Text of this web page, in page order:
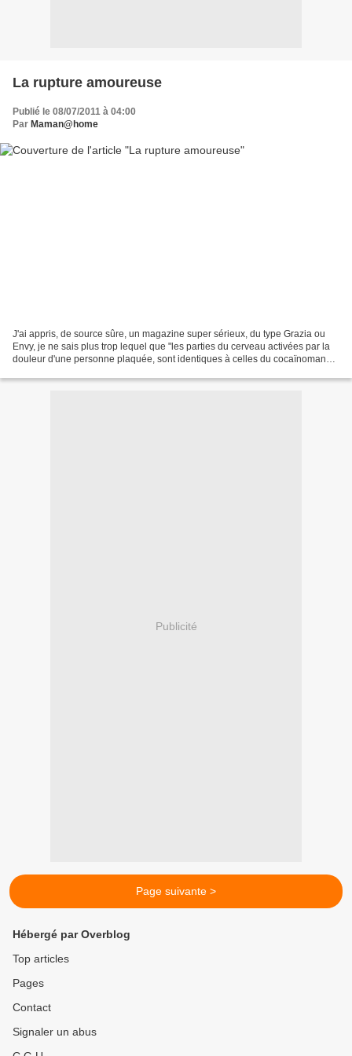
La rupture amoureuse
Publié le 08/07/2011 à 04:00
Par Maman@home
J'ai appris, de source sûre, un magazine super sérieux, du type Grazia ou
Envy, je ne sais plus trop lequel que "les parties du cerveau activées par la
douleur d'une personne plaquée, sont identiques à celles du cocaïnomane
Publicité
Page suivante >
Hébergé par Overblog
Top articles
Pages
Contact
Signaler un abus